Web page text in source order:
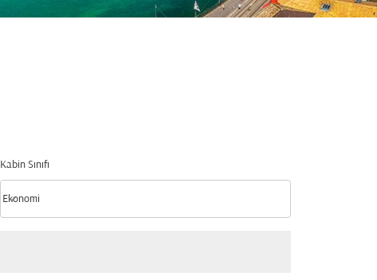
Kabin Sınıfı
Kabin Sınıfı option Ekonomi Selected
Ekonomi
keyboard_arrow_down